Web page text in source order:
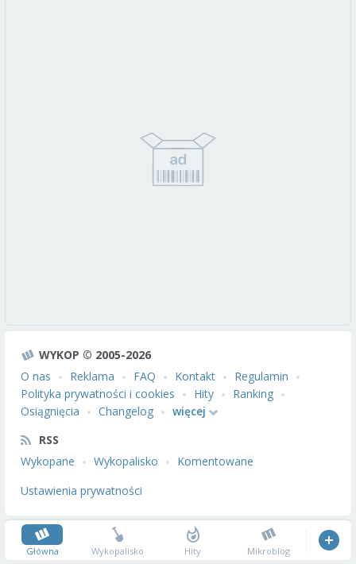
WYKOP © 2005-2026
O nas
Reklama FAQ Kontakt
Regulamin
Polityka prywatności i cookies
Hity
Ranking
Osiągnięcia
Changelog
więcej
RSS
Wykopane
Wykopalisko
Komentowane
Ustawienia prywatności
Główna Wykopalisko Hity Mikroblog